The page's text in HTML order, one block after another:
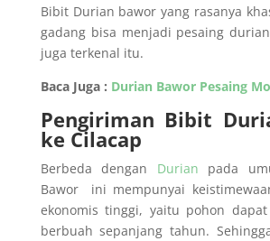
Bibit Durian bawor yang rasanya
gadang bisa menjadi pesaing
juga terkenal itu.
Baca Juga : Durian Bawor Pesaing
Pengiriman Bibit
ke Cilacap
Berbeda dengan Durian pada
Bawor ini mempunyai
ekonomis tinggi, yaitu pohon
berbuah sepanjang tahun.